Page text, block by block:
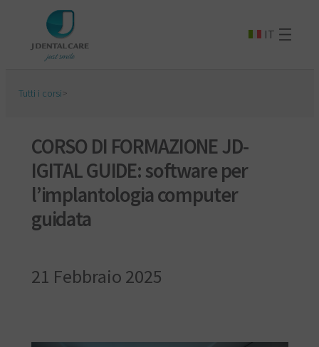
IT
Tutti i corsi>
CORSO DI FORMAZIONE JD-
IGITAL GUIDE: software per
l’implantologia computer
guidata
21 Febbraio 2025